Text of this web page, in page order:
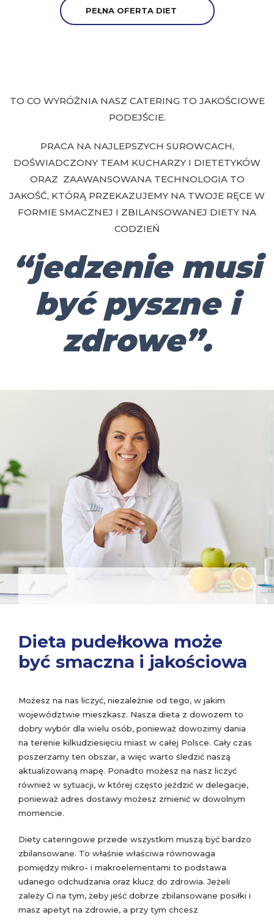
PEŁNA OFERTA DIET
TO CO WYRÓŻNIA NASZ CATERING TO JAKOŚCIOWE
PODEJŚCIE.
PRACA NA NAJLEPSZYCH SUROWCACH,
DOŚWIADCZONY TEAM KUCHARZY I DIETETYKÓW
ORAZ ZAAWANSOWANA TECHNOLOGIA TO
JAKOŚĆ, KTÓRĄ PRZEKAZUJEMY NA TWOJE RĘCE W
FORMIE SMACZNEJ I ZBILANSOWANEJ DIETY NA
CODZIEŃ
“jedzenie musi
być pyszne i
zdrowe”.
Dieta pudełkowa może
być smaczna i jakościowa
Możesz na nas liczyć, niezależnie od tego, w jakim
województwie mieszkasz. Nasza dieta z dowozem to
dobry wybór dla wielu osób, ponieważ dowozimy dania
na terenie kilkudziesięciu miast w całej Polsce. Cały czas
poszerzamy ten obszar, a więc warto śledzić naszą
aktualizowaną mapę. Ponadto możesz na nasz liczyć
również w sytuacji, w której często jeździć w delegacje,
ponieważ adres dostawy możesz zmienić w dowolnym
momencie.
Diety cateringowe przede wszystkim muszą być bardzo
zbilansowane. To właśnie właściwa równowaga
pomiędzy mikro- i makroelementami to podstawa
udanego odchudzania oraz klucz do zdrowia. Jeżeli
zależy Ci na tym, żeby jeść dobrze zbilansowane posiłki i
masz apetyt na zdrowie, a przy tym chcesz